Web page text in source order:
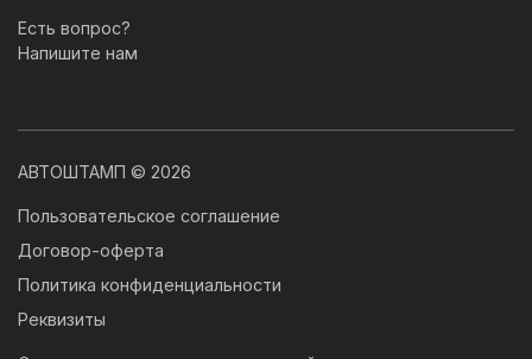
Есть вопрос?
Напишите нам
АВТОШТАМП © 2026
Пользовательское соглашение
Договор-оферта
Политика конфиденциальности
Реквизиты